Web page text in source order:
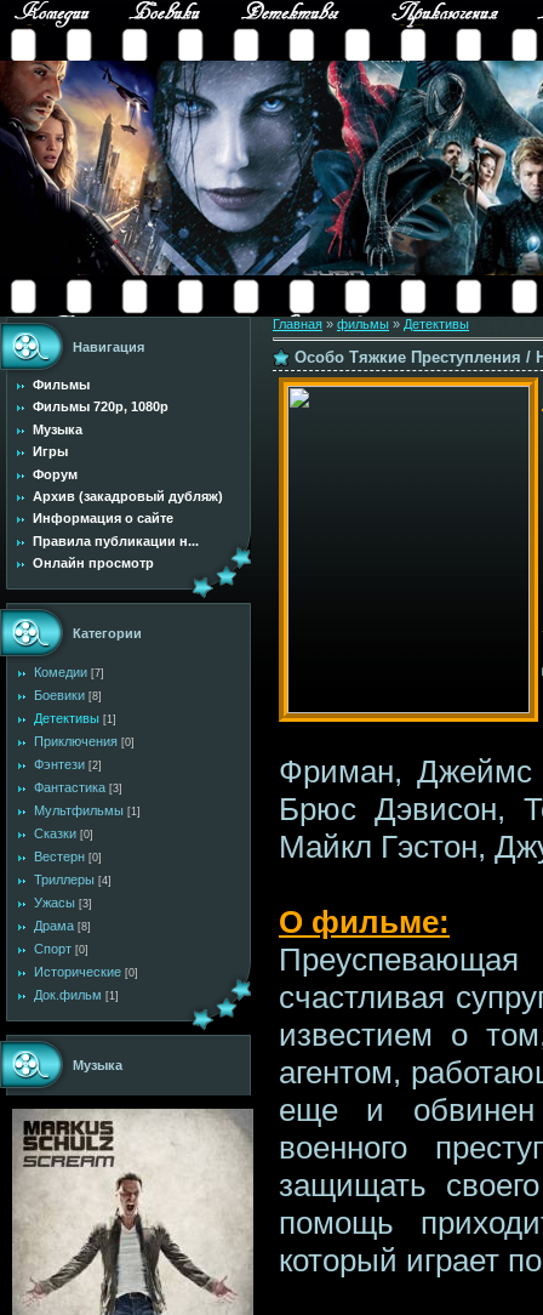
Навигация
Фильмы
Фильмы 720p, 1080p
Музыка
Игры
Форум
Архив (закадровый дубляж)
Информация о сайте
Правила публикации н...
Онлайн просмотр
Категории
Комедии [7]
Боевики [8]
Детективы [1]
Приключения [0]
Фэнтези [2]
Фантастика [3]
Мультфильмы [1]
Сказки [0]
Вестерн [0]
Триллеры [4]
Ужасы [3]
Драма [8]
Спорт [0]
Исторические [0]
Док.фильм [1]
Музыка
Главная » фильмы » Детективы
Особо Тяжкие Преступления /
Фриман, Джеймс
Брюс Дэвисон,
Майкл Гэстон,
О фильме:
Преуспевающая
счастливая
известием о
агентом,
еще и обвинен
военного
защищать
помощь
который играет